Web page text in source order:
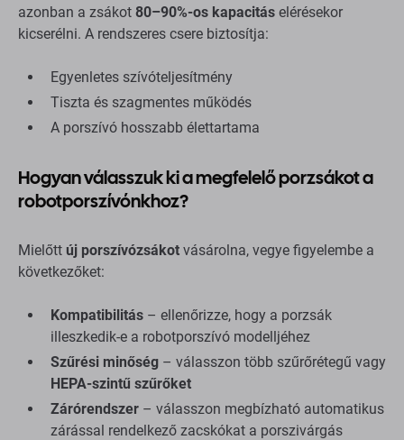
azonban a zsákot 80–90%-os kapacitás elérésekor
kicserélni. A rendszeres csere biztosítja:
Egyenletes szívóteljesítmény
Tiszta és szagmentes működés
A porszívó hosszabb élettartama
Hogyan válasszuk ki a megfelelő porzsákot a
robotporszívónkhoz?
Mielőtt új porszívózsákot vásárolna, vegye figyelembe a
következőket:
Kompatibilitás – ellenőrizze, hogy a porzsák
illeszkedik-e a robotporszívó modelljéhez
Szűrési minőség – válasszon több szűrőrétegű vagy
HEPA-szintű szűrőket
Zárórendszer – válasszon megbízható automatikus
zárással rendelkező zacskókat a porszivárgás